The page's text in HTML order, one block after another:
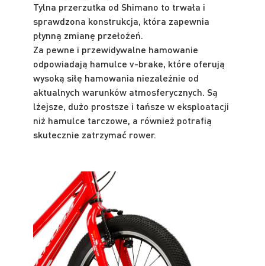
Tylna przerzutka od Shimano to trwała i
sprawdzona konstrukcja, która zapewnia
płynną zmianę przełożeń.
Za pewne i przewidywalne hamowanie
odpowiadają hamulce v-brake, które oferują
wysoką siłę hamowania niezależnie od
aktualnych warunków atmosferycznych. Są
lżejsze, dużo prostsze i tańsze w eksploatacji
niż hamulce tarczowe, a również potrafią
skutecznie zatrzymać rower.